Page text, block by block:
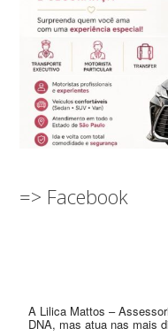
=> Facebook
A Lilica Mattos –
DNA, mas atua nas mais